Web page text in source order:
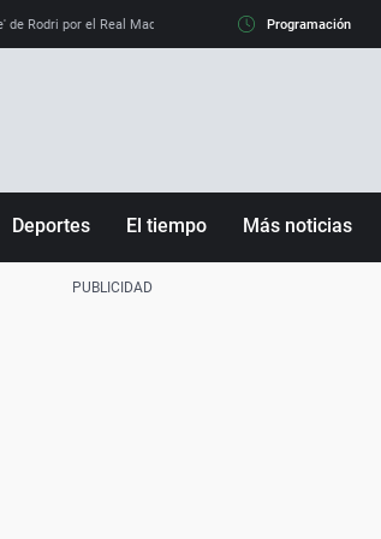
de Rodri por el Real Madrid y su 'sí' al Barça La llamada
Programación
Deportes El tiempo Más noticias